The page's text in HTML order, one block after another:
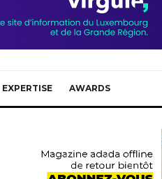
EXPERTISE AWARDS